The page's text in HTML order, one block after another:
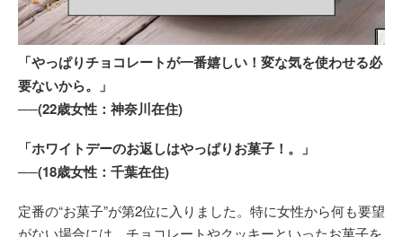
「やっぱりチョコレートが一番嬉しい！変な気を使わせる必
要ないから。」
──(22歳女性：神奈川在住)
「ホワイトデーのお返しはやっぱりお菓子！。」
──(18歳女性：千葉在住)
定番の“お菓子”が第2位に入りました。特に女性から何も要望
がない場合には、チョコレートやクッキーといったお菓子を